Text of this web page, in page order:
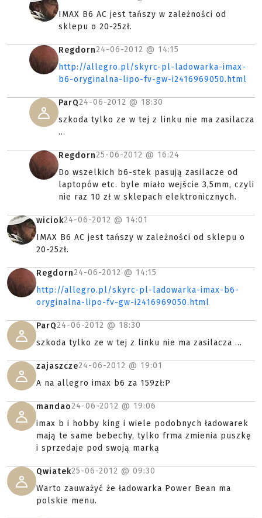
IMAX B6 AC jest tańszy w zależności od
sklepu o 20-25zł.
Regdorn24-06-2012 @ 14:15
http://allegro.pl/skyrc-pl-ladowarka-imax-
b6-oryginalna-lipo-fv-gw-i2416969050.html
ParQ24-06-2012 @ 18:30
szkoda tylko ze w tej z linku nie ma zasilacza
...
Regdorn25-06-2012 @ 16:24
Do wszelkich b6-stek pasują zasilacze od
laptopów etc. byle miało wejście 3,5mm, czyli
nie raz 10 zł w sklepach elektronicznych.
wiciok24-06-2012 @ 14:01
IMAX B6 AC jest tańszy w zależności od sklepu o
20-25zł.
Regdorn24-06-2012 @ 14:15
http://allegro.pl/skyrc-pl-ladowarka-imax-b6-
oryginalna-lipo-fv-gw-i2416969050.html
ParQ24-06-2012 @ 18:30
szkoda tylko ze w tej z linku nie ma zasilacza ...
zajaszcze24-06-2012 @ 19:01
A na allegro imax b6 za 159zł:P
mandao24-06-2012 @ 19:06
imax b i hobby king i wiele podobnych ładowarek
mają te same bebechy, tylko frma zmienia puszkę
i sprzedaje pod swoją marką
Qwiatek25-06-2012 @ 09:30
Warto zauważyć że ładowarka Power Bean ma
polskie menu.